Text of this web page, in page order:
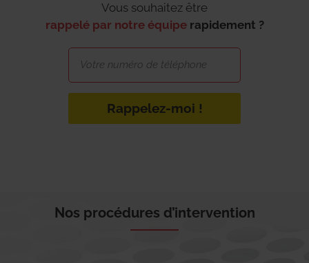
Vous souhaitez être
rappelé par notre équipe rapidement ?
Rappelez-moi !
Nos procédures d’intervention